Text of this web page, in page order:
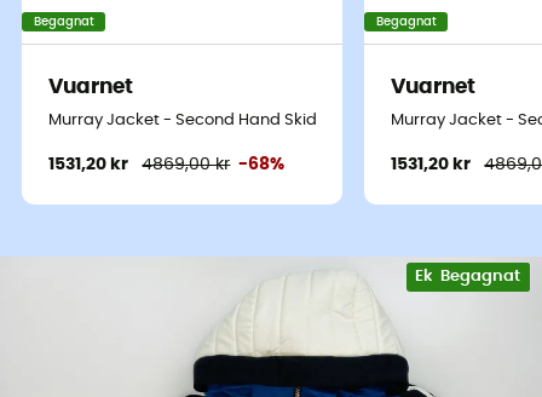
Begagnat
Vuarnet
Murray Jacket - Second Hand Skidjacka - Dam - Vit - S
1531,20 kr 4869,00 kr -68%
Begagnat
Vuarnet
Murray Jacket -
1531,20 kr
Ekodesignad
Begagnat